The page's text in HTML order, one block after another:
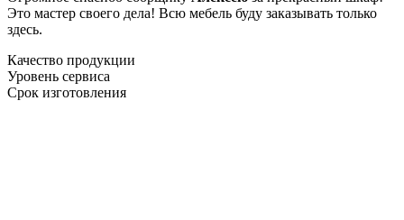
Это мастер своего дела! Всю мебель буду заказывать только
здесь.
Качество продукции
Уровень сервиса
Срок изготовления